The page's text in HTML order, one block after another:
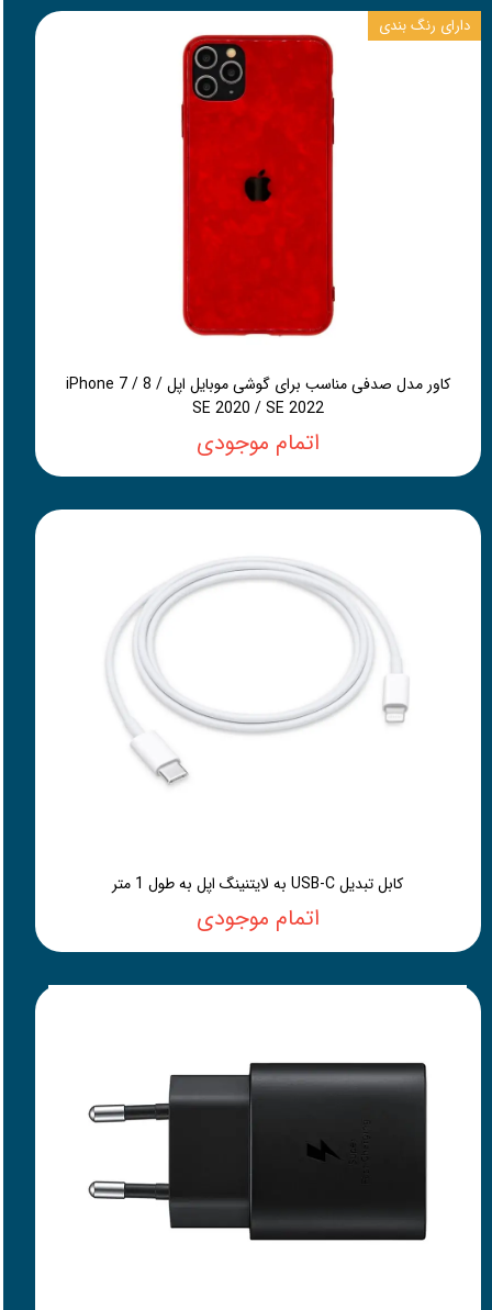
کاور مدل صدفی مناسب برای گوشی موبایل اپل iPhone 7 / 8 /
SE 2020 / SE 2022
اتمام موجودی
دارای رنگ بندی
کابل تبدیل USB-C به لایتنینگ اپل به طول 1 متر
اتمام موجودی